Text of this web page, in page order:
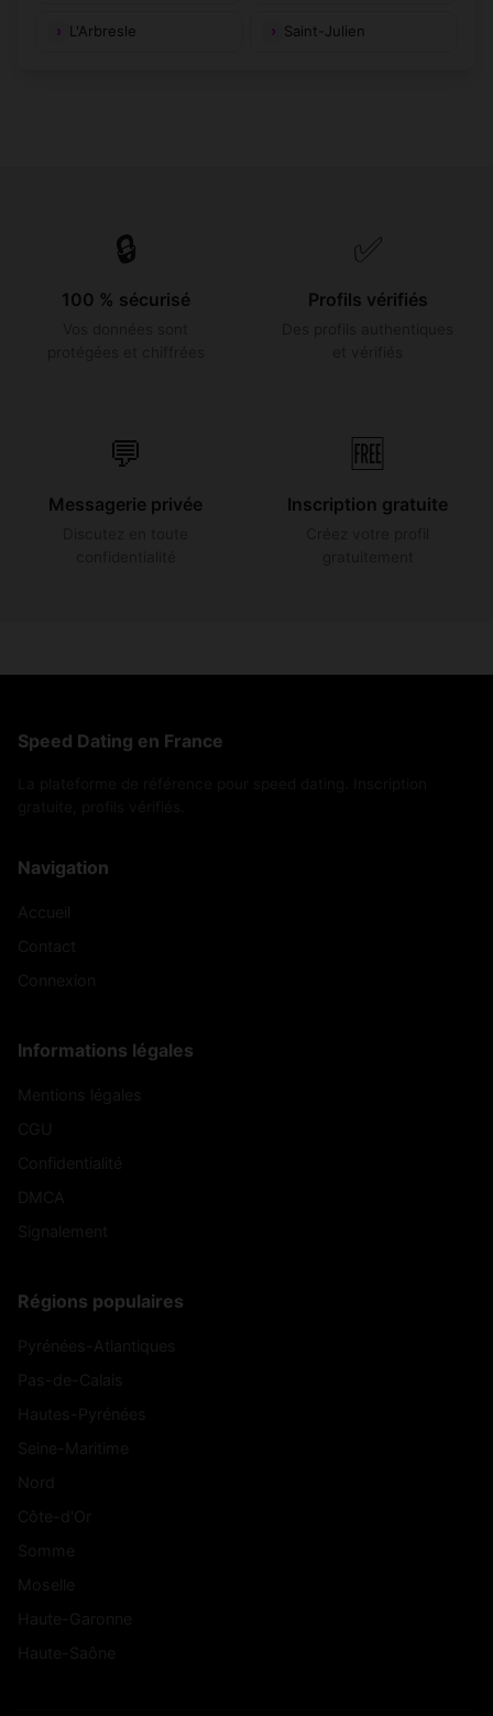
L'Arbresle Saint-Julien
🔒
100 % sécurisé
✅
Profils vérifiés
💬
Messagerie privée
🆓
Inscription gratuite
Speed Dating en France
Navigation
Informations légales
Régions populaires